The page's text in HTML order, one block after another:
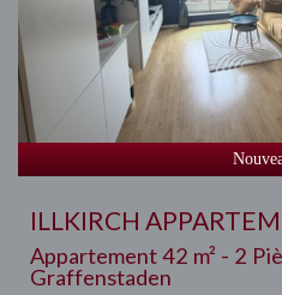
ILLKIRCH
Appartement 42 m² - 2
Graffenstaden